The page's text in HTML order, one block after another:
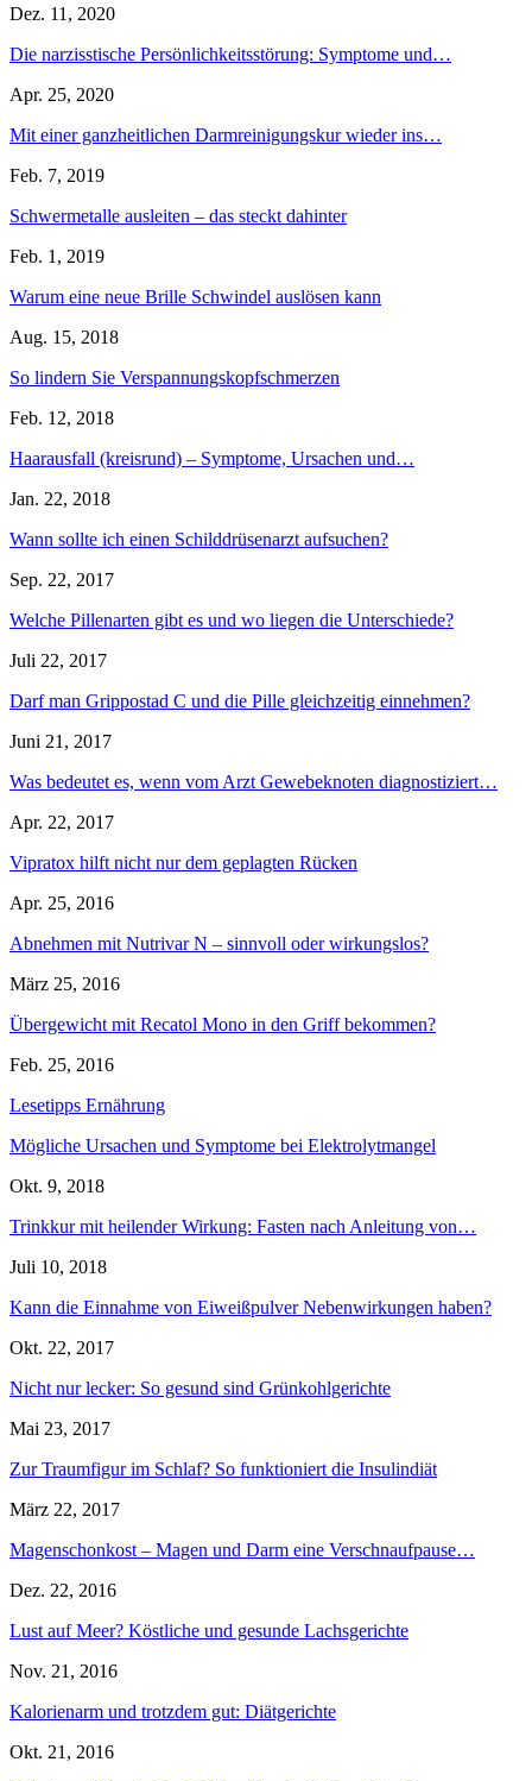
Dez. 11, 2020
Die narzisstische Persönlichkeitsstörung: Symptome und…
Apr. 25, 2020
Mit einer ganzheitlichen Darmreinigungskur wieder ins…
Feb. 7, 2019
Schwermetalle ausleiten – das steckt dahinter
Feb. 1, 2019
Warum eine neue Brille Schwindel auslösen kann
Aug. 15, 2018
So lindern Sie Verspannungskopfschmerzen
Feb. 12, 2018
Haarausfall (kreisrund) – Symptome, Ursachen und…
Jan. 22, 2018
Wann sollte ich einen Schilddrüsenarzt aufsuchen?
Sep. 22, 2017
Welche Pillenarten gibt es und wo liegen die Unterschiede?
Juli 22, 2017
Darf man Grippostad C und die Pille gleichzeitig einnehmen?
Juni 21, 2017
Was bedeutet es, wenn vom Arzt Gewebeknoten diagnostiziert…
Apr. 22, 2017
Vipratox hilft nicht nur dem geplagten Rücken
Apr. 25, 2016
Abnehmen mit Nutrivar N – sinnvoll oder wirkungslos?
März 25, 2016
Übergewicht mit Recatol Mono in den Griff bekommen?
Feb. 25, 2016
Lesetipps Ernährung
Mögliche Ursachen und Symptome bei Elektrolytmangel
Okt. 9, 2018
Trinkkur mit heilender Wirkung: Fasten nach Anleitung von…
Juli 10, 2018
Kann die Einnahme von Eiweißpulver Nebenwirkungen haben?
Okt. 22, 2017
Nicht nur lecker: So gesund sind Grünkohlgerichte
Mai 23, 2017
Zur Traumfigur im Schlaf? So funktioniert die Insulindiät
März 22, 2017
Magenschonkost – Magen und Darm eine Verschnaufpause…
Dez. 22, 2016
Lust auf Meer? Köstliche und gesunde Lachsgerichte
Nov. 21, 2016
Kalorienarm und trotzdem gut: Diätgerichte
Okt. 21, 2016